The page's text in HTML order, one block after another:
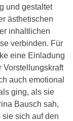
und gestaltet
ästhetischen
inhaltlichen
verbinden. Für
eine Einladung
Vorstellungskraft
auch emotional
ging, als sie
Bausch sah,
sich auf den